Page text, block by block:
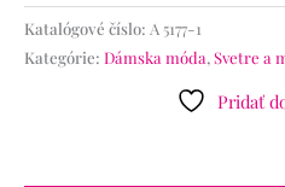
Katalógové číslo: A 5177-1
Kategórie: Dámska móda,Svetre a
Pridať